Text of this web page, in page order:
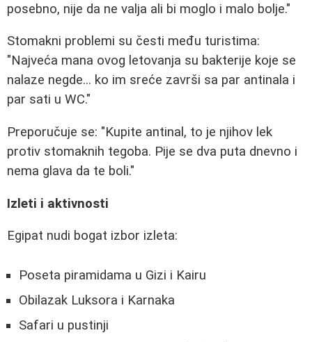
posebno, nije da ne valja ali bi moglo i malo bolje."
Stomakni problemi su česti među turistima:
"Najveća mana ovog letovanja su bakterije koje se
nalaze negde... ko im sreće završi sa par antinala i
par sati u WC."
Preporučuje se: "Kupite antinal, to je njihov lek
protiv stomaknih tegoba. Pije se dva puta dnevno i
nema glava da te boli."
Izleti i aktivnosti
Egipat nudi bogat izbor izleta:
Poseta piramidama u Gizi i Kairu
Obilazak Luksora i Karnaka
Safari u pustinji